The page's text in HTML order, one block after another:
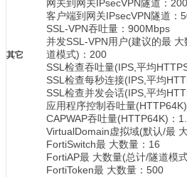
其它
网关到网关IPsecVPN隧道：200
客户端到网关IPsecVPN隧道：
SSL-VPN吞吐量：900Mbps
并发SSL-VPN用户(建议的最 大
道模式)：200
SSL检查吞吐量(IPS,平均
SSL检查每秒连接(IPS,平均
SSL检查并发会话(IPS,平均
应用程序控制吞吐量
CAPWAP吞吐量(HTTP64K)：
VirtualDomain虚拟域(默认/最
FortiSwitch最 大数量：16
FortiAP最 大数量(总计/隧道模
FortiToken最 大数量：500